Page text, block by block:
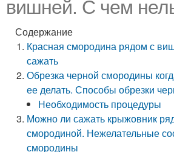
вишней. С чем
Содержание
Красная смородина рядом с
сажать
Обрезка черной смородины
ее делать. Способы обрезки
Необходимость процедуры
Можно ли сажать крыжовник
смородиной. Нежелательные
смородины